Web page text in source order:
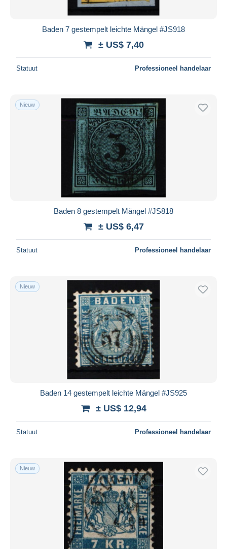
Baden 7 gestempelt leichte Mängel #JS918
± US$ 7,40
Statuut Professioneel handelaar
Nieuw
Baden 8 gestempelt Mängel #JS818
± US$ 6,47
Statuut Professioneel handelaar
Nieuw
Baden 14 gestempelt leichte Mängel #JS925
± US$ 12,94
Statuut Professioneel handelaar
Nieuw